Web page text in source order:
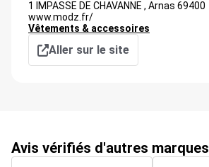
1 IMPASSE DE CHAVANNE , Arnas 69400
www.modz.fr/
Vêtements & accessoires
Aller sur le site
Avis vérifiés d'autres marques